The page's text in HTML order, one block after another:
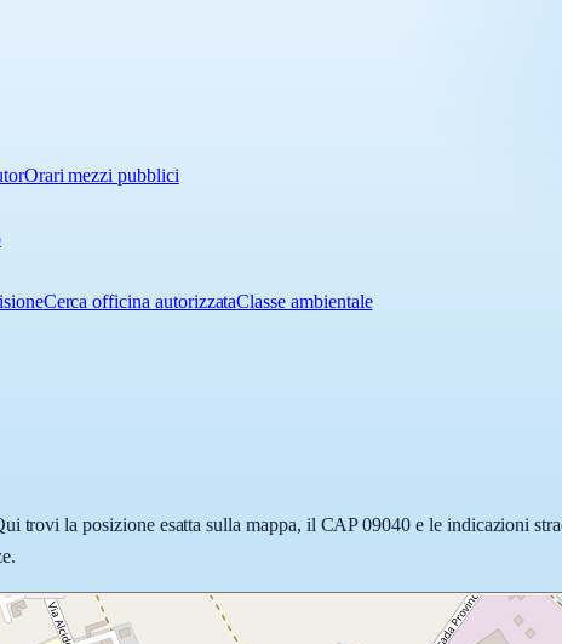
Orari mezzi pubblici
Cerca officina autorizzataClasse ambientale
la posizione esatta sulla mappa, il CAP 09040 e le indicazioni